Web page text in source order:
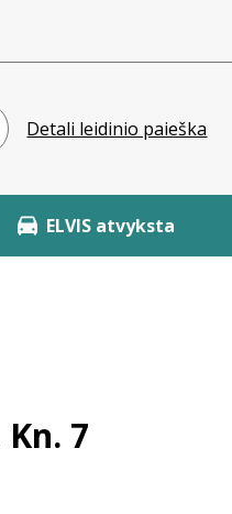
Detali leidinio paieška
ELVIS atvyksta
7